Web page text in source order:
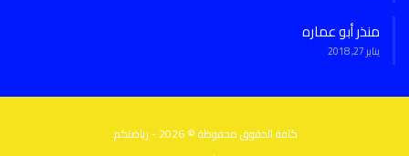
منذر أبو عماره
يناير 27, 2018
كافة الحقوق محفوظة © 2026 - رياضتكم.